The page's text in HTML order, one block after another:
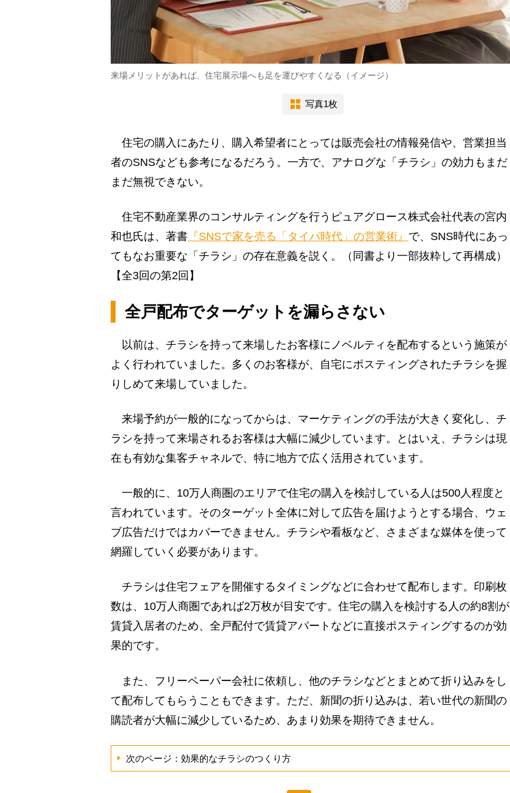
来場メリットがあれば、住宅展示場へも足を運びやすくなる（イメージ）
写真1枚
住宅の購入にあたり、購入希望者にとっては販売会社の情報発信や、営業担当
者のSNSなども参考になるだろう。一方で、アナログな「チラシ」の効力もまだ
まだ無視できない。
住宅不動産業界のコンサルティングを行うピュアグロース株式会社代表の宮内
和也氏は、著書 『SNSで家を売る「タイパ時代」の営業術』 で、SNS時代にあっ
てもなお重要な「チラシ」の存在意義を説く。（同書より一部抜粋して再構成）
【全3回の第2回】
全戸配布でターゲットを漏らさない
以前は、チラシを持って来場したお客様にノベルティを配布するという施策が
よく行われていました。多くのお客様が、自宅にポスティングされたチラシを握
りしめて来場していました。
来場予約が一般的になってからは、マーケティングの手法が大きく変化し、チ
ラシを持って来場されるお客様は大幅に減少しています。とはいえ、チラシは現
在も有効な集客チャネルで、特に地方で広く活用されています。
一般的に、10万人商圏のエリアで住宅の購入を検討している人は500人程度と
言われています。そのターゲット全体に対して広告を届けようとする場合、ウェ
ブ広告だけではカバーできません。チラシや看板など、さまざまな媒体を使って
網羅していく必要があります。
チラシは住宅フェアを開催するタイミングなどに合わせて配布します。印刷枚
数は、10万人商圏であれば2万枚が目安です。住宅の購入を検討する人の約8割が
賃貸入居者のため、全戸配付で賃貸アパートなどに直接ポスティングするのが効
果的です。
また、フリーペーパー会社に依頼し、他のチラシなどとまとめて折り込みをし
て配布してもらうこともできます。ただ、新聞の折り込みは、若い世代の新聞の
購読者が大幅に減少しているため、あまり効果を期待できません。
次のページ：効果的なチラシのつくり方